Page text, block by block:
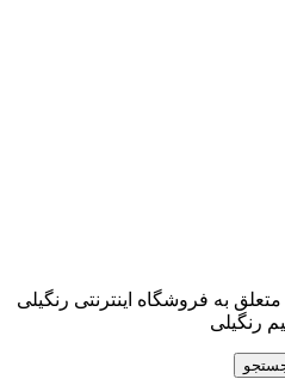
متعلق به فروشگاه اینترنتی رنگیلی
رنگیلی